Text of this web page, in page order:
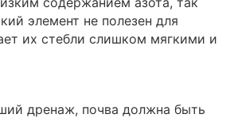
элемент не полезен для
их стебли слишком мягкими и
дренаж, почва должна быть